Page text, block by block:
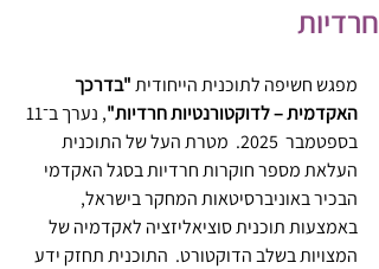
חרדיות
מפגש חשיפה לתוכנית הייחודית "בדרכך
האקדמית – לדוקטורנטיות חרדיות"
בספטמבר  2025.  מטרת העל של התוכנית
העלאת מספר חוקרות חרדיות בסגל האקדמי
הבכיר באוניברסיטאות המחקר בישראל,
באמצעות תוכנית סוציאליזציה לאקדמיה של
המצויות בשלב הדוקטורט.  התוכנית תחזק ידע